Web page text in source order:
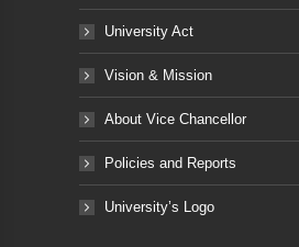
University Act
Vision & Mission
About Vice Chancellor
Policies and Reports
University’s Logo